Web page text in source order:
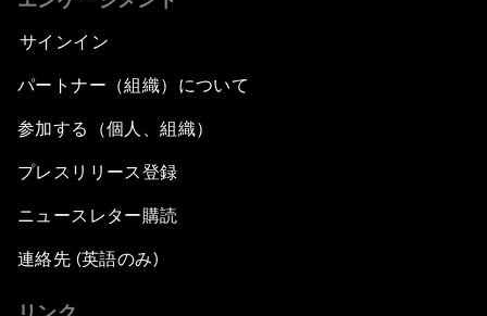
サインイン
パートナー（組織）について
参加する（個人、組織）
プレスリリース登録
ニュースレター購読
連絡先 (英語のみ)